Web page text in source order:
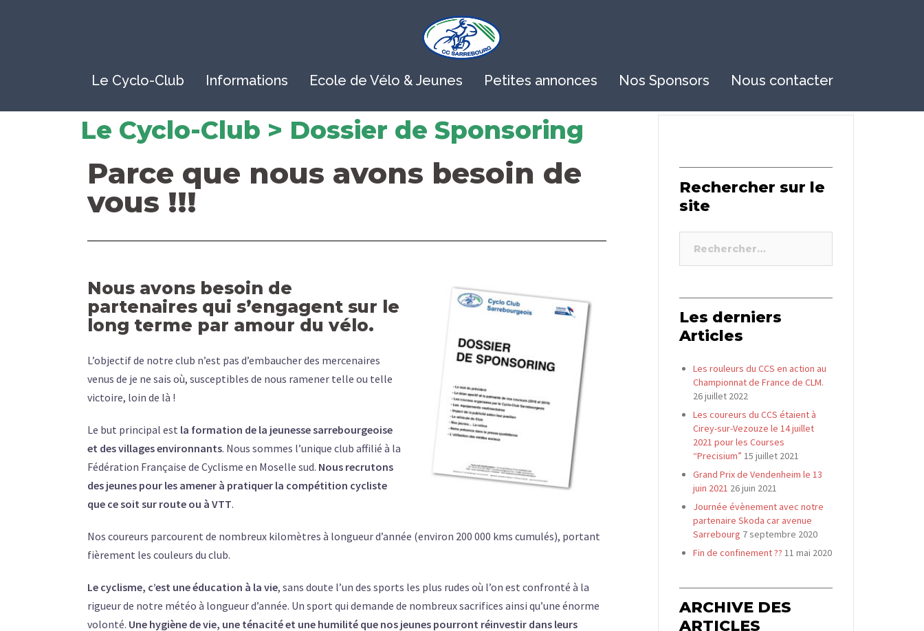
Le Cyclo-Club Informations Ecole de Vélo & Jeunes Petites annonces Nos Sponsors Nous contacter
Le Cyclo-Club > Dossier de Sponsoring
Parce que nous avons besoin de
vous !!!
Nous avons besoin de
partenaires qui s’engagent sur le
long terme par amour du vélo.
L’objectif de notre club n’est pas d’embaucher des mercenaires
venus de je ne sais où, susceptibles de nous ramener telle ou telle
victoire, loin de là !
Le but principal est la formation de la jeunesse sarrebourgeoise
et des villages environnants. Nous sommes l’unique club affilié à la
Fédération Française de Cyclisme en Moselle sud. Nous recrutons
des jeunes pour les amener à pratiquer la compétition cycliste
que ce soit sur route ou à VTT.
Nos coureurs parcourent de nombreux kilomètres à longueur d’année (environ 200 000 kms cumulés), portant
fièrement les couleurs du club.
Le cyclisme, c’est une éducation à la vie, sans doute l’un des sports les plus rudes où l’on est confronté à la
rigueur de notre météo à longueur d’année. Un sport qui demande de nombreux sacrifices ainsi qu’une énorme
volonté. Une hygiène de vie, une ténacité et une humilité que nos jeunes pourront réinvestir dans leurs
Rechercher sur le
site
Les derniers
Articles
Les rouleurs du CCS en action au
Championnat de France de CLM.
26 juillet 2022
Les coureurs du CCS étaient à
Cirey-sur-Vezouze le 14 juillet
2021 pour les Courses
“Precisium” 15 juillet 2021
Grand Prix de Vendenheim le 13
juin 2021 26 juin 2021
Journée évènement avec notre
partenaire Skoda car avenue
Sarrebourg 7 septembre 2020
Fin de confinement ?? 11 mai 2020
ARCHIVE DES
ARTICLES